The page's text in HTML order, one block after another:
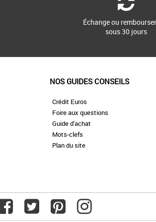
Échange ou
sous 30 jours
NOS GUIDES CONSEILS
Crédit Euros
Foire aux questions
Guide d'achat
Mots-clefs
Plan du site